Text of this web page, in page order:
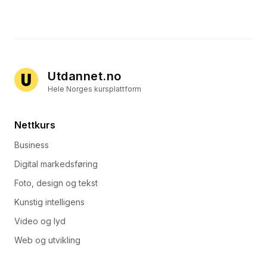
Utdannet.no
Hele Norges kursplattform
Nettkurs
Business
Digital markedsføring
Foto, design og tekst
Kunstig intelligens
Video og lyd
Web og utvikling